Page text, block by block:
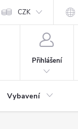
CZK
Přihlášení
Vybavení